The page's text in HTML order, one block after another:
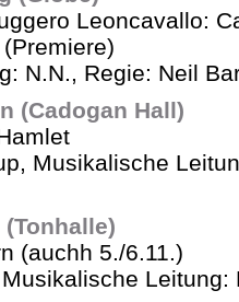
Leoncavallo:
N.N., Regie: Neil
(Cadogan Hall)
Musikalische
(auchh 5./6.11.)
Leitung: